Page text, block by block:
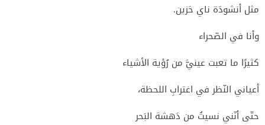
مثل أنشودَة ناي حَزين.
وأنا في الصّحراء
كثيرًا ما تعبت عينيَّ من رُؤية الأشياء
أعياني النّظر في اغترابِ اللحظة،
حتّى أنّني نسيتُ من دَهشة البَحر